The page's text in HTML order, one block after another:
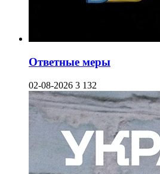
Ответные меры
02-08-2026 3 132